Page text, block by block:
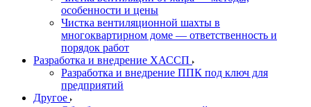
особенности и цены
Чистка вентиляционной шахты в
многоквартирном доме — ответственность и
порядок работ
Разработка и внедрение ХАССП
Разработка и внедрение ППК под ключ для
предприятий
Другое